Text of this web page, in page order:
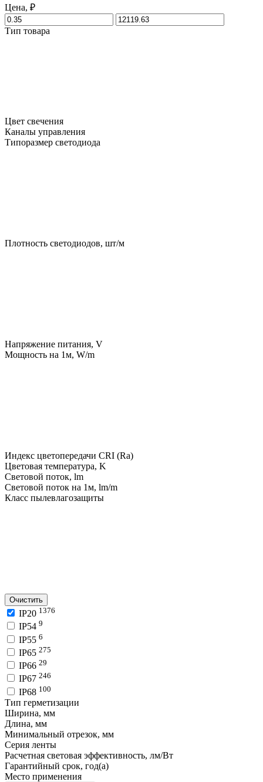
Цена, ₽
Тип товара
Цвет свечения
Каналы управления
Типоразмер светодиода
Плотность светодиодов, шт/м
Напряжение питания, V
Мощность на 1м, W/m
Индекс цветопередачи CRI (Ra)
Цветовая температура, K
Световой поток, lm
Световой поток на 1м, lm/m
Класс пылевлагозащиты
Очистить
IP20 1376
IP54 9
IP55 6
IP65 275
IP66 29
IP67 246
IP68 100
Тип герметизации
Ширина, мм
Длина, мм
Минимальный отрезок, мм
Серия ленты
Расчетная световая эффективность, лм/Вт
Гарантийный срок, год(а)
Место применения